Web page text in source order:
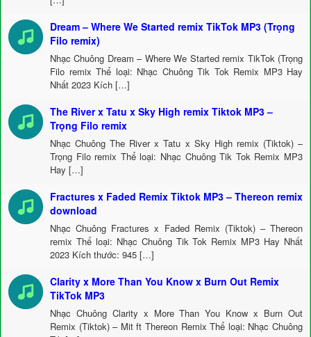
Dream – Where We Started remix TikTok MP3 (Trọng
Filo remix)
Nhạc Chuông Dream – Where We Started remix TikTok (Trọng
Filo remix Thể loại: Nhạc Chuông Tik Tok Remix MP3 Hay
Nhất 2023 Kích […]
The River x Tatu x Sky High remix Tiktok MP3 –
Trọng Filo remix
Nhạc Chuông The River x Tatu x Sky High remix (Tiktok) –
Trọng Filo remix Thể loại: Nhạc Chuông Tik Tok Remix MP3
Hay […]
Fractures x Faded Remix Tiktok MP3 – Thereon remix
download
Nhạc Chuông Fractures x Faded Remix (Tiktok) – Thereon
remix Thể loại: Nhạc Chuông Tik Tok Remix MP3 Hay Nhất
2023 Kích thước: 945 […]
Clarity x More Than You Know x Burn Out Remix
TikTok MP3
Nhạc Chuông Clarity x More Than You Know x Burn Out
Remix (Tiktok) – Mit ft Thereon Remix Thể loại: Nhạc Chuông